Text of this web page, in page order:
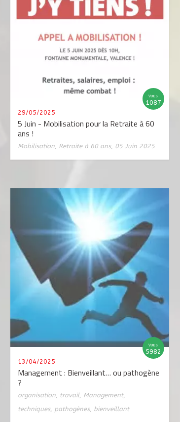
29/05/2025
5 Juin - Mobilisation pour la Retraite à 60
ans !
Mobilisation Retraite à 60 ans, 05 Juin 2025
VUES
1087
13/04/2025
Management : Bienveillant… ou pathogène
?
organisation, travail, Management,
techniques, pathogènes, bienveillant
VUES
5982